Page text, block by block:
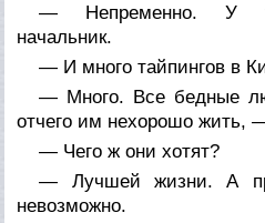
— Непременно. У
начальник.
— И много тайпингов в
— Много. Все бедные
отчего им нехорошо жить,
— Чего ж они хотят?
— Лучшей жизни. А
невозможно.